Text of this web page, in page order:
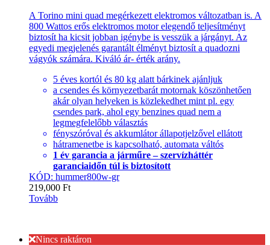
A Torino mini quad megérkezett elektromos változatban is. A
800 Wattos erős elektromos motor elegendő teljesítményt
biztosít ha kicsit jobban igénybe is vesszük a járgányt. Az
egyedi megjelenés garantált élményt biztosít a quadozni
vágyók számára. Kiváló ár- érték arány.
5 éves kortól és 80 kg alatt bárkinek ajánljuk
a csendes és környezetbarát motornak köszönhetően
akár olyan helyeken is közlekedhet mint pl. egy
csendes park, ahol egy benzines quad nem a
legmegfelelőbb választás
fényszóróval és akkumlátor állapotjelzővel ellátott
hátramenetbe is kapcsolható, automata váltós
1 év garancia a járműre – szervízháttér
garanciaidőn túl is biztosított
KÓD: hummer800w-gr
219,000 Ft
Tovább
Nincs raktáron